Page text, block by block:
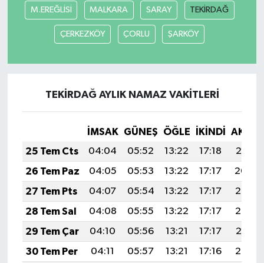
M.EREĞLİSİ MALKARA SARAY TEKİRDAĞ
ÇERKEZKÖY ÇORLU ŞARKÖY
TEKİRDAĞ AYLIK NAMAZ VAKITLERI
İMSAK GÜNEŞ ÖĞLE İKINDI
25 Tem Cts
04:04 05:52 13:22 17:18
20:41
26 Tem Paz
04:05 05:53 13:22 17:17
20:40
27 Tem Pts
04:07 05:54 13:22 17:17
20:39
28 Tem Sal
04:08 05:55 13:22 17:17
20:38
29 Tem Çar
04:10 05:56 13:21 17:17
20:37
30 Tem Per
04:11 05:57 13:21 17:16
20:36